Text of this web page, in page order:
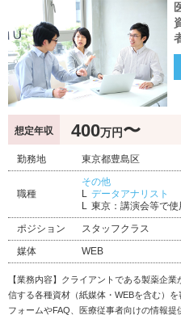
想定年収 400万円〜
勤務地 東京都豊島区
職種
その他
データアナリスト
東京：講演会等で
ポジション
スタッフクラス
媒体
WEB
【業務内容】クライアントである製薬企
信する各種資材（紙媒体・WEBを含む）
フォームやFAQ、医療従事者向けの情報